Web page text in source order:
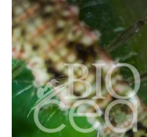
ejército
invisible
y
eficiente
que
protege
cultivos